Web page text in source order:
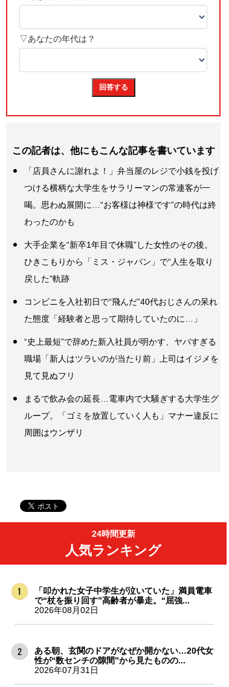
この記者は、他にもこんな記事を書いています
「店員さんに謝れよ！」弁当屋のレジで小銭を投げ
つける横柄な大学生をサラリーマンの常連客が一
喝。思わぬ展開に…“お客様は神様です”の時代は終
わったのかも
大手企業を“新卒1年目で休職”した女性のその後。
ひきこもりから「ミス・ジャパン」で“人生を取り
戻した”軌跡
コンビニを入社初日で“飛んだ”40代おじさんの呆れ
た態度「経験者と思って期待していたのに…」
“史上最短”で辞めた新入社員が明かす、ヤバすぎる
職場「新人はツラいのが当たり前」上司はイジメを
見て見ぬフリ
まるで飲み会の延長…電車内で大騒ぎする大学生グ
ループ。「ゴミを放置していく人も」マナー違反に
周囲はウンザリ
24時間更新
人気ランキング
「叩かれた女子中学生が泣いていた」満員電車
で“杖を振り回す”高齢者が暴走。“屈強...
2026年08月02日
ある朝、玄関のドアがなぜか開かない…20代女
性が“数センチの隙間”から見たものの...
2026年07月31日